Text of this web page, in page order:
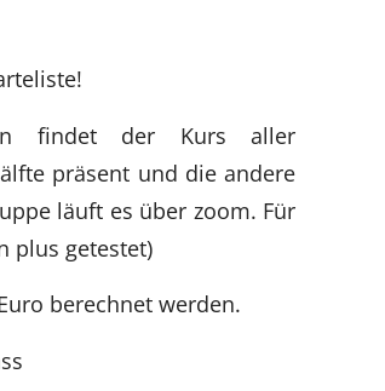
findet der Kurs aller
präsent und die andere
läuft es über zoom. Für
plus getestet)
berechnet werden.